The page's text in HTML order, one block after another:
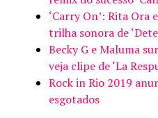
‘Carry On’: Rita Ora
trilha sonora de
Becky G e Maluma
veja clipe de ‘La
Rock in Rio 2019
esgotados